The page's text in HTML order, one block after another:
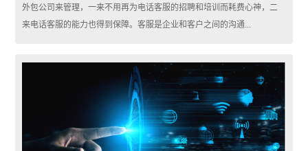
外包公司来管理，一来不用再为电话客服的招聘和培训而耗费心神，二
来电话客服的能力也得到保障。客服是企业和客户之间的沟通...